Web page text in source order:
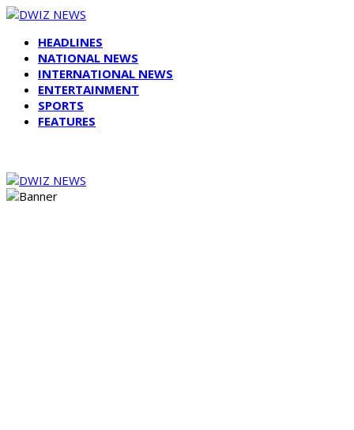
HEADLINES
NATIONAL NEWS
INTERNATIONAL NEWS
ENTERTAINMENT
SPORTS
FEATURES